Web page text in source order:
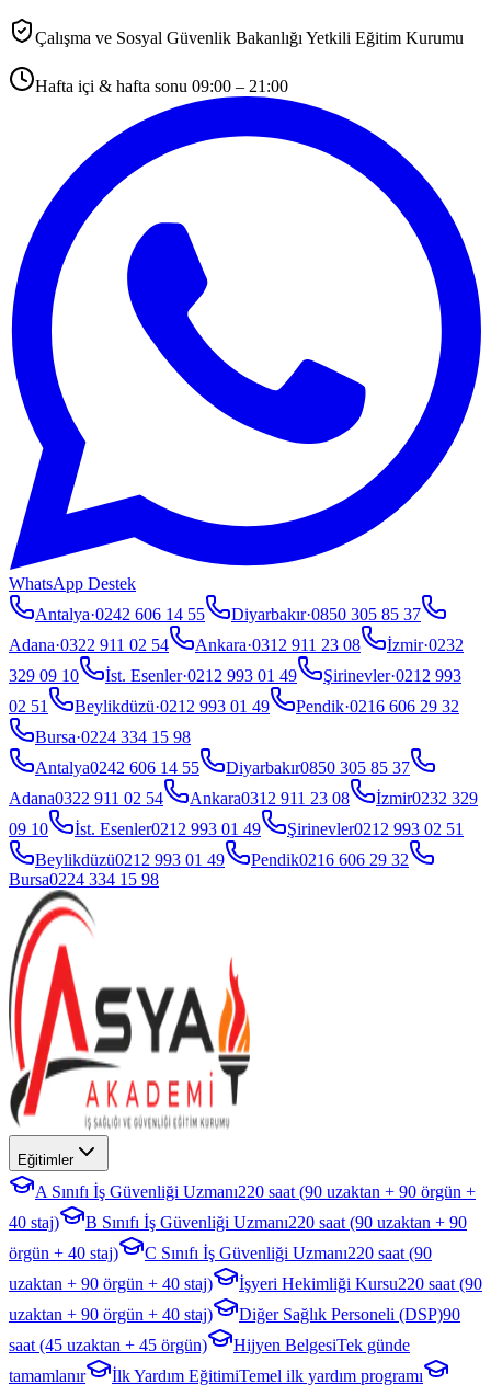
Çalışma ve Sosyal Güvenlik Bakanlığı Yetkili Eğitim Kurumu
Hafta içi & hafta sonu 09:00 – 21:00
WhatsApp Destek
Antalya·0242 606 14 55 Diyarbakır·0850 305 85 37
Adana·0322 911 02 54 Ankara·0312 911 23 08 İzmir·0232
329 09 10
İst. Esenler·0212 993 01 49 Şirinevler·0212 993
02 51
Beylikdüzü·0212 993 01 49 Pendik·0216 606 29 32
Bursa·0224 334 15 98
Antalya0242 606 14 55 Diyarbakır0850 305 85 37
Adana0322 911 02 54 Ankara0312 911 23 08 İzmir0232 329
09 10
İst. Esenler0212 993 01 49 Şirinevler0212 993 02 51
Beylikdüzü0212 993 01 49 Pendik0216 606 29 32
Bursa0224 334 15 98
Eğitimler
A Sınıfı İş Güvenliği Uzmanı220 saat (90 uzaktan + 90 örgün +
40 staj)
B Sınıfı İş Güvenliği Uzmanı220 saat (90 uzaktan + 90
örgün + 40 staj)
C Sınıfı İş Güvenliği Uzmanı220 saat (90
uzaktan + 90 örgün + 40 staj)
İşyeri Hekimliği Kursu220 saat (90
uzaktan + 90 örgün + 40 staj)
Diğer Sağlık Personeli (DSP)90
saat (45 uzaktan + 45 örgün)
Hijyen BelgesiTek günde
tamamlanır
İlk Yardım EğitimiTemel ilk yardım programı